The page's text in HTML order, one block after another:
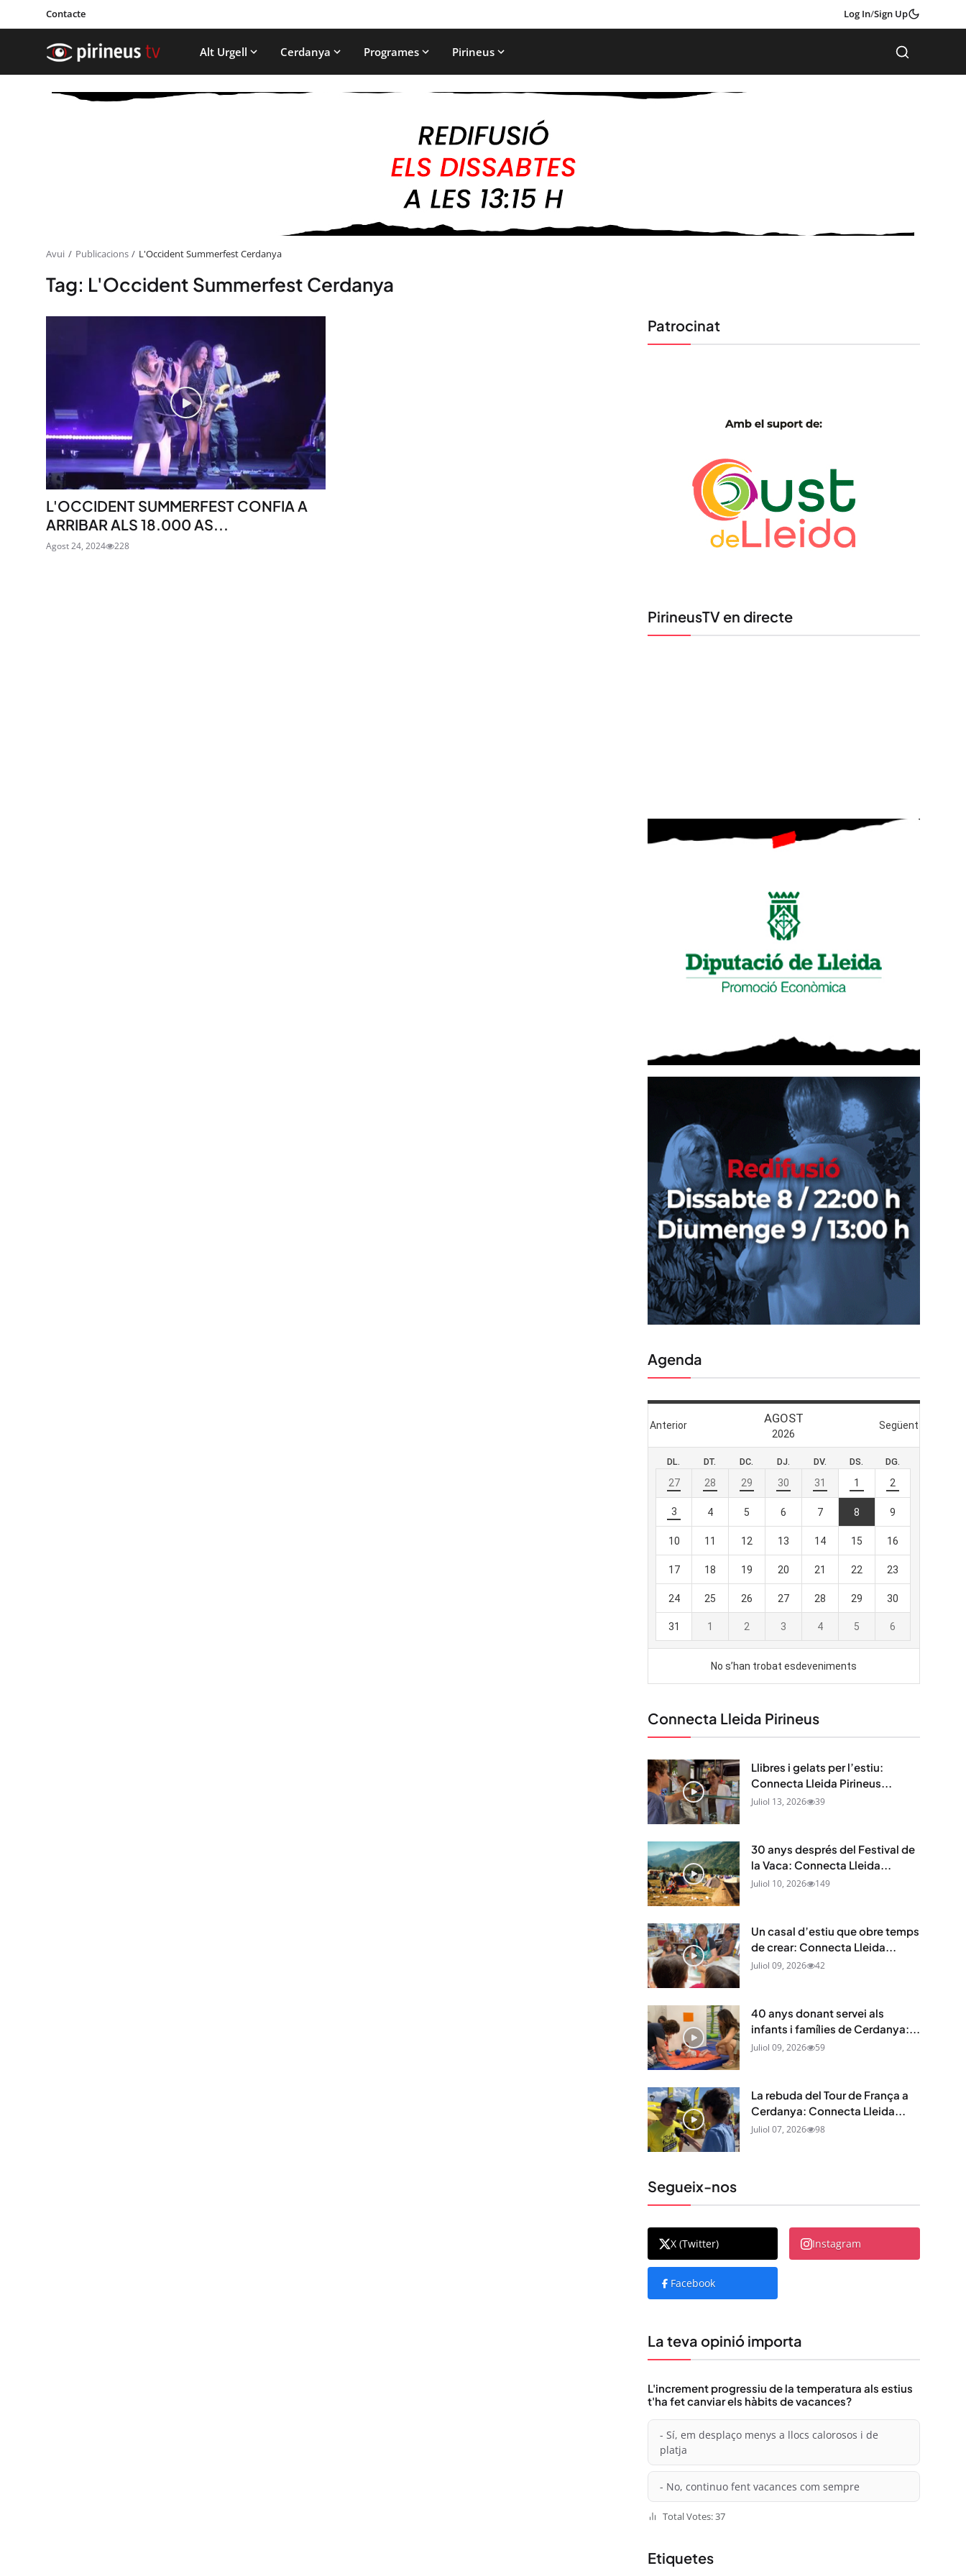
Contacte Log In/Sign Up
Alt Urgell Cerdanya Programes Pirineus
Avui Publicacions L'Occident Summerfest Cerdanya
Tag: L'Occident Summerfest Cerdanya
L'OCCIDENT SUMMERFEST CONFIA A
ARRIBAR ALS 18.000 AS...
Agost 24, 2024 228
Patrocinat
PirineusTV en directe
Agenda
Connecta Lleida Pirineus
Llibres i gelats per l’estiu:
Connecta Lleida Pirineus...
Juliol 13, 2026 39
30 anys després del Festival de
la Vaca: Connecta Lleida...
Juliol 10, 2026 149
Un casal d’estiu que obre temps
de crear: Connecta Lleida...
Juliol 09, 2026 42
40 anys donant servei als
infants i famílies de Cerdanya:...
Juliol 09, 2026 59
La rebuda del Tour de França a
Cerdanya: Connecta Lleida...
Juliol 07, 2026 98
Segueix-nos
X (Twitter) Instagram
Facebook
La teva opinió importa
L'increment progressiu de la temperatura als estius
t'ha fet canviar els hàbits de vacances?
- Sí, em desplaço menys a llocs calorosos i de
platja
- No, continuo fent vacances com sempre
Total Votes: 37
Etiquetes
Uneix-te al nostre butlletí
directament al teu correu. Subscriu-te al nostre
butlletí i segueix la informació que importa.